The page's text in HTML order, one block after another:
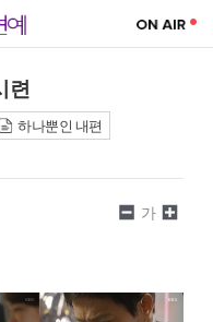
련
하나뿐인 내편
가